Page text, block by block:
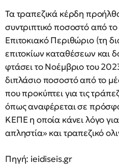
Τα τραπεζικά κέρδη
συντριπτικό ποσοστό από
Επιτοκιακό Περιθώριο (τη
επιτοκίων καταθέσεων και
φτάσει το Νοέμβριο του
διπλάσιο ποσοστό από το
που προκύπτει για τις
όπως αναφέρεται σε
ΚΕΠΕ η οποία κάνει λόγο
απληστία» και τραπεζικό
Πηγή: ieidiseis.gr